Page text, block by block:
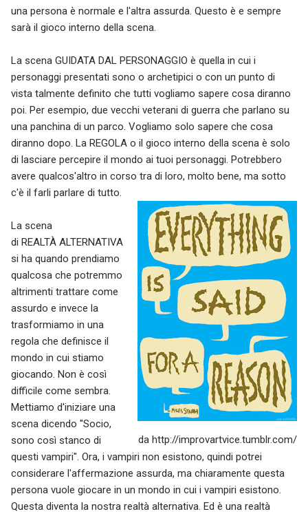
una persona è normale e l'altra assurda. Questo è e sempre
sarà il gioco interno della scena.
La scena GUIDATA DAL PERSONAGGIO è quella in cui i
personaggi presentati sono o archetipici o con un punto di
vista talmente definito che tutti vogliamo sapere cosa diranno
poi. Per esempio, due vecchi veterani di guerra che parlano su
una panchina di un parco. Vogliamo solo sapere che cosa
diranno dopo. La REGOLA o il gioco interno della scena è solo
di lasciare percepire il mondo ai tuoi personaggi. Potrebbero
avere qualcos'altro in corso tra di loro, molto bene, ma sotto
c'è il farli parlare di tutto.
da http://improvartvice.tumblr.com/
La scena
di REALTÀ ALTERNATIVA
si ha quando prendiamo
qualcosa che potremmo
altrimenti trattare come
assurdo e invece la
trasformiamo in una
regola che definisce il
mondo in cui stiamo
giocando. Non è così
difficile come sembra.
Mettiamo d'iniziare una
scena dicendo "Socio,
sono così stanco di
questi vampiri". Ora, i vampiri non esistono, quindi potrei
considerare l'affermazione assurda, ma chiaramente questa
persona vuole giocare in un mondo in cui i vampiri esistono.
Questa diventa la nostra realtà alternativa. Ed è una realtà